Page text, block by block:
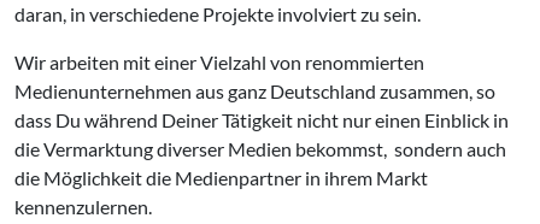
daran, in verschiedene Projekte involviert zu sein.
Wir arbeiten mit einer Vielzahl von renommierten
Medienunternehmen aus ganz Deutschland zusammen, so
dass Du während Deiner Tätigkeit nicht nur einen Einblick in
die Vermarktung diverser Medien bekommst, sondern auch
die Möglichkeit die Medienpartner in ihrem Markt
kennenzulernen.